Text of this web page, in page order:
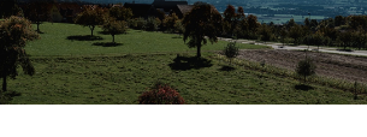
Projekte und Organisationen finden